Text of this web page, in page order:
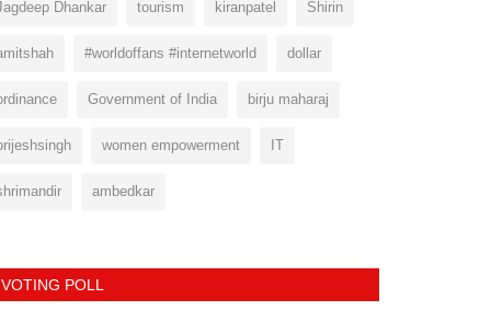
Dhankar tourism kiranpatel Shirin
#worldoffans #internetworld dollar
Government of India birju maharaj
women empowerment IT
ambedkar
VOTING POLL